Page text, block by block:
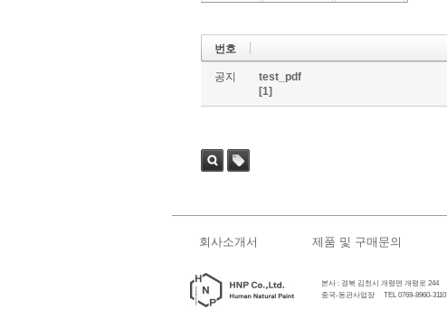
번호
공지
test_pdf
[1]
회사소개서 제품 및 구매문의
본사 : 경북 김천시 개령면 개령로
중국-동관사업장 TEL 0769-8960-